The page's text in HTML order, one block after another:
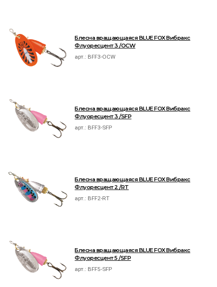
Блесна вращающаяся BLUE FOX Вибракс
Флуоресцент 3 /OCW
арт.: BFF3-OCW
Блесна вращающаяся BLUE FOX Вибракс
Флуоресцент 3 /SFP
арт.: BFF3-SFP
Блесна вращающаяся BLUE FOX Вибракс
Флуоресцент 2 /RT
арт.: BFF2-RT
Блесна вращающаяся BLUE FOX Вибракс
Флуоресцент 5 /SFP
арт.: BFF5-SFP